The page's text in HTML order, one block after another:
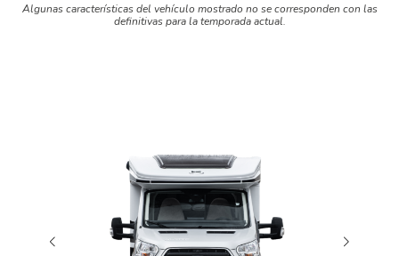
Algunas características del vehículo mostrado no se corresponden con las
definitivas para la temporada actual.